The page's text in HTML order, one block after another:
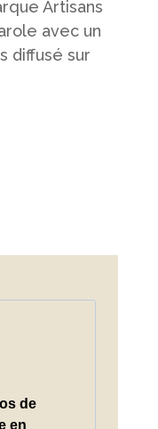
Artisans
avec un
diffusé sur